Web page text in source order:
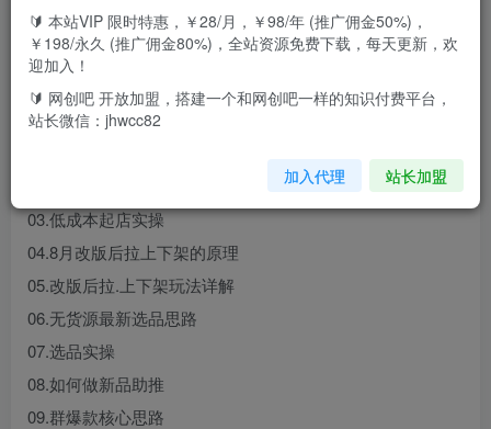
课程分为三个阶段：低成本起店、店铺小爆款打造、群爆款
维护 更注重精细化选品-运营
课程内容
03.低成本起店实操
04.8月改版后拉上下架的原理
05.改版后拉.上下架玩法详解
06.无货源最新选品思路
07.选品实操
08.如何做新品助推
09.群爆款核心思路
🔰 本站VIP 限时特惠，￥28/月，￥98/年 (推广佣金50%)，
￥198/永久 (推广佣金80%)，全站资源免费下载，每天更新，欢
迎加入！
🔰 网创吧 开放加盟，搭建一个和网创吧一样的知识付费平台，
站长微信：jhwcc82
加入代理 站长加盟